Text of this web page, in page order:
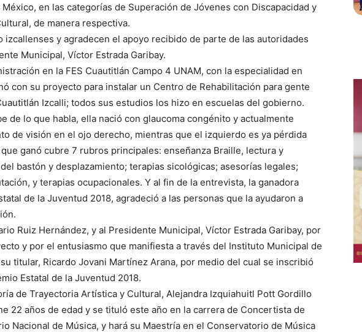
en las categorías de Superación de Jóvenes con Discapacidad y
de manera respectiva.
izcallenses y agradecen el apoyo recibido de parte de las autoridades
Municipal, Víctor Estrada Garibay.
en la FES Cuautitlán Campo 4 UNAM, con la especialidad en
con su proyecto para instalar un Centro de Rehabilitación para gente
Izcalli; todos sus estudios los hizo en escuelas del gobierno.
de lo que habla, ella nació con glaucoma congénito y actualmente
de visión en el ojo derecho, mientras que el izquierdo es ya pérdida
ganó cubre 7 rubros principales: enseñanza Braille, lectura y
bastón y desplazamiento; terapias sicológicas; asesorías legales;
y terapias ocupacionales. Y al fin de la entrevista, la ganadora
de la Juventud 2018, agradeció a las personas que la ayudaron a
Ruiz Hernández, y al Presidente Municipal, Víctor Estrada Garibay, por
y por el entusiasmo que manifiesta a través del Instituto Municipal de
titular, Ricardo Jovani Martínez Arana, por medio del cual se inscribió
Estatal de la Juventud 2018.
de Trayectoria Artística y Cultural, Alejandra Izquiahuitl Pott Gordillo
22 años de edad y se tituló este año en la carrera de Concertista de
Nacional de Música, y hará su Maestría en el Conservatorio de Música